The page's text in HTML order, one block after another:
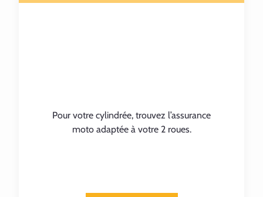
Pour votre cylindrée, trouvez l’assurance
moto adaptée à votre 2 roues.